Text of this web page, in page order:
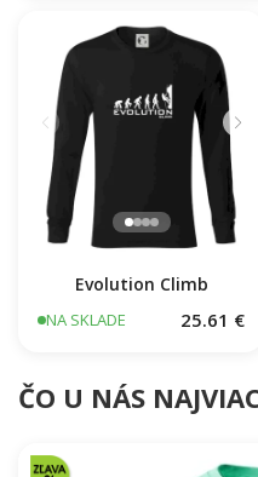
Evolution Climb
NA SKLADE 25.61 €
ČO U NÁS